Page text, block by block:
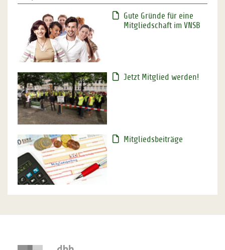
Gute Gründe für eine
Mitgliedschaft im VNSB
Jetzt Mitglied werden!
Mitgliedsbeiträge